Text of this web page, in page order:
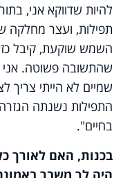
להיות שדווקא אני,
תפילות, ועצר מחלקה
השמש שוקעת, קיבל
שהתשובה פשוטה. אני
שמיים לא הייתי צריך
התפילות נשנתה
בחיים".
בכנות, האם לאורך
היה לך משבר